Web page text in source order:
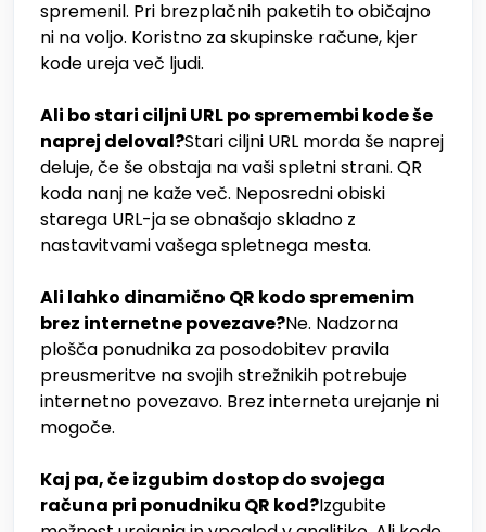
spremenil. Pri brezplačnih paketih to običajno
ni na voljo. Koristno za skupinske račune, kjer
kode ureja več ljudi.
Ali bo stari ciljni URL po spremembi kode še
naprej deloval?Stari ciljni URL morda še naprej
deluje, če še obstaja na vaši spletni strani. QR
koda nanj ne kaže več. Neposredni obiski
starega URL-ja se obnašajo skladno z
nastavitvami vašega spletnega mesta.
Ali lahko dinamično QR kodo spremenim
brez internetne povezave?Ne. Nadzorna
plošča ponudnika za posodobitev pravila
preusmeritve na svojih strežnikih potrebuje
internetno povezavo. Brez interneta urejanje ni
mogoče.
Kaj pa, če izgubim dostop do svojega
računa pri ponudniku QR kod?Izgubite